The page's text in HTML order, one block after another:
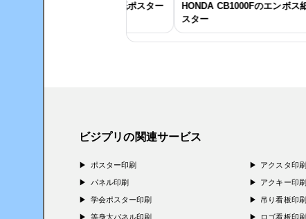
ワンちゃんのエンボス紙ポスター
HONDA CB1000Fのエンボス紙ポ
ビジプリの関連サービス
ポスター印刷
パネル印刷
学会ポスター印刷
等身大パネル印刷
アクスタ印刷
アクキー印刷
吊り看板印刷
ロゴ看板印刷